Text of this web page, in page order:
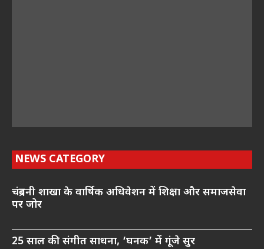
NEWS CATEGORY
चंद्रबनी शाखा के वार्षिक अधिवेशन में शिक्षा और समाजसेवा
पर जोर
25 साल की संगीत साधना, ‘घनक’ में गूंजे सुर